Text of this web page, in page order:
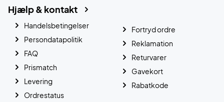
Hjælp & kontakt
Handelsbetingelser
Persondatapolitik
FAQ
Prismatch
Levering
Ordrestatus
Fortryd ordre
Reklamation
Returvarer
Gavekort
Rabatkode